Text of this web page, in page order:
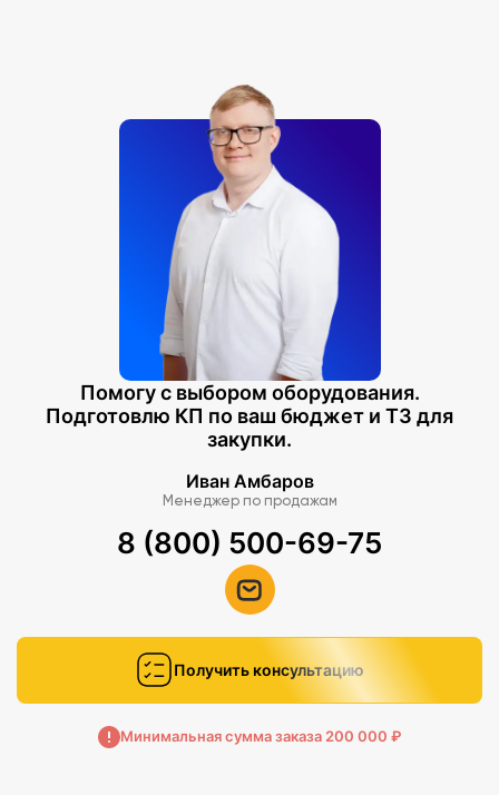
Помогу с выбором оборудования.
Подготовлю КП по ваш бюджет и ТЗ для
закупки.
Иван Амбаров
Менеджер по продажам
8 (800) 500-69-75
Получить консультацию
Минимальная сумма заказа 200 000 ₽